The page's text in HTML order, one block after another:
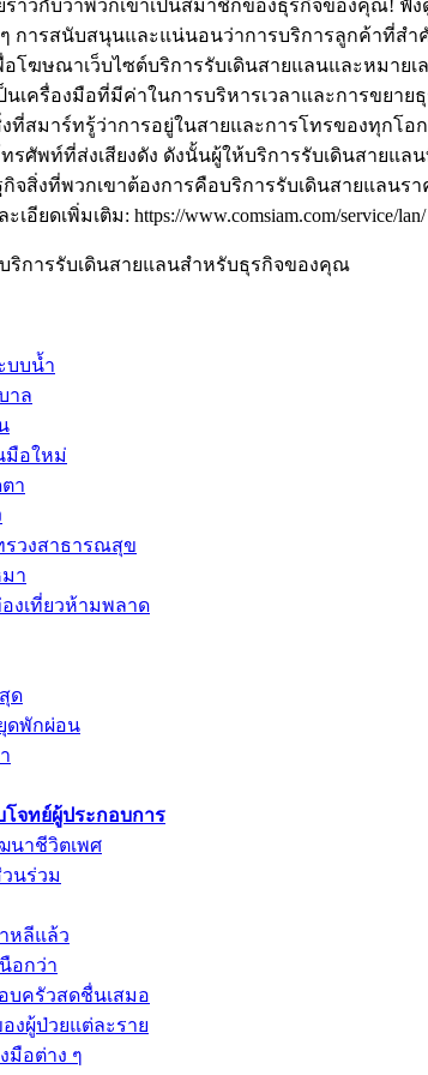
าวกับว่าพวกเขาเป็นสมาชิกของธุรกิจของคุณ!
การสนับสนุนและแน่นอนว่าการบริการลูกค้าที่
โฆษณาเว็บไซต์บริการรับเดินสายแลนและหมา
ครื่องมือที่มีค่าในการบริหารเวลาและการขยา
สมาร์ทรู้ว่าการอยู่ในสายและการโทรของทุกโ
ศัพท์ที่ส่งเสียงดัง ดังนั้นผู้ให้บริการรับเดินสาย
จสิ่งที่พวกเขาต้องการคือบริการรับเดินสายแล
เพิ่มเติม: https://www.comsiam.com/service/lan/
ริการรับเดินสายแลนสำหรับธุรกิจของคุณ
บบน้ำ
าล
มือใหม่
า
รวงสาธารณสุข
า
งเที่ยวห้ามพลาด
ด
ดพักผ่อน
จทย์ผู้ประกอบการ
นาชีวิตเพศ
นร่วม
หลีแล้ว
อกว่า
บครัวสดชื่นเสมอ
งผู้ป่วยแต่ละราย
มือต่าง ๆ